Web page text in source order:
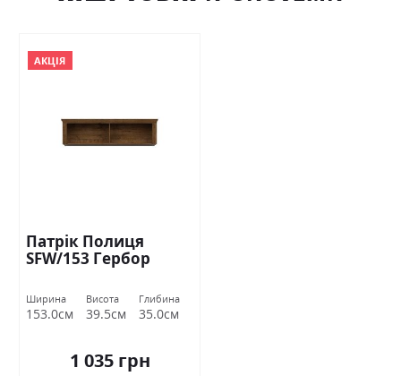
АКЦІЯ
Патрік Полиця
SFW/153 Гербор
Ширина
153.0см
Висота
39.5см
Глибина
35.0см
1 035 грн